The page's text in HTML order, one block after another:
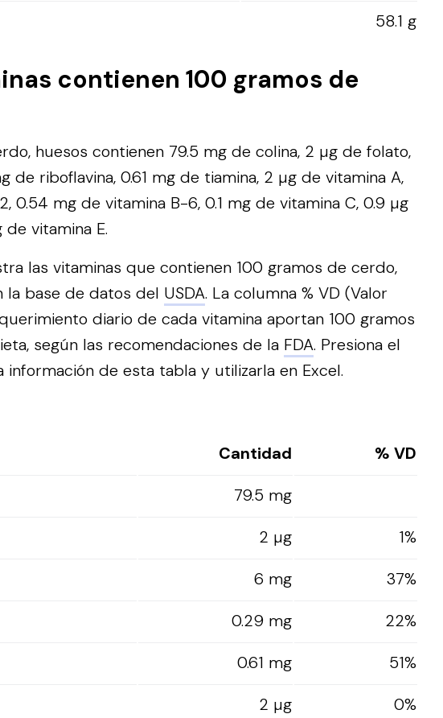
58.1 g
contienen 100 gramos de
huesos contienen 79.5 mg de colina, 2 µg de folato,
de riboflavina, 0.61 mg de tiamina, 2 µg de vitamina A,
0.54 mg de vitamina B-6, 0.1 mg de vitamina C, 0.9 µg
de vitamina E.
las vitaminas que contienen 100 gramos de cerdo,
la base de datos del USDA. La columna % VD (Valor
diario de cada vitamina aportan 100 gramos
según las recomendaciones de la FDA. Presiona el
de esta tabla y utilizarla en Excel.
Cantidad
% VD
79.5 mg
2 µg
1%
6 mg
37%
0.29 mg
22%
0.61 mg
51%
2 µg
0%